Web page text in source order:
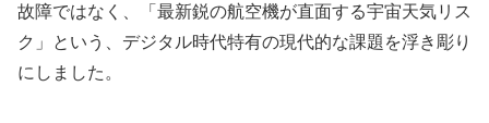
故障ではなく、「最新鋭の航空機が直面する宇宙天気リス
ク」という、デジタル時代特有の現代的な課題を浮き彫り
にしました。